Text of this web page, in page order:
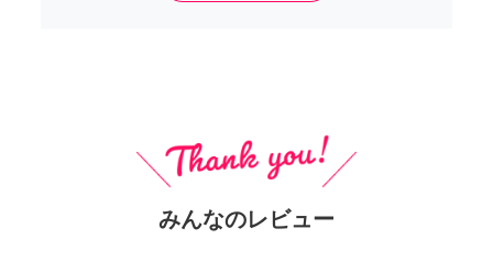
みんなのレビュー